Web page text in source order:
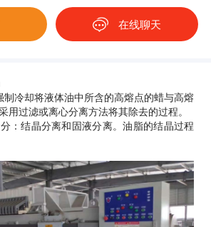
在线聊天
制冷却将液体油中所含的高熔点的蜡与高熔
用过滤或离心分离方法将其除去的过程。
：结晶分离和固液分离。油脂的结晶过程